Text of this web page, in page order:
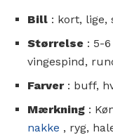
Bill : kort, lige,
Størrelse : 5-
vingespind,
Farver: buff,
Mærkning :
nakke , ryg,